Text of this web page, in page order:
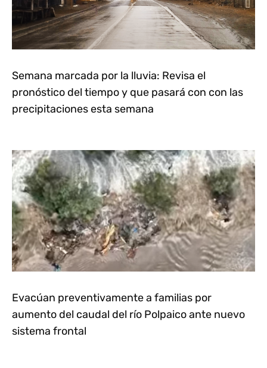
Semana marcada por la lluvia: Revisa el
pronóstico del tiempo y que pasará con con las
precipitaciones esta semana
Evacúan preventivamente a familias por
aumento del caudal del río Polpaico ante nuevo
sistema frontal